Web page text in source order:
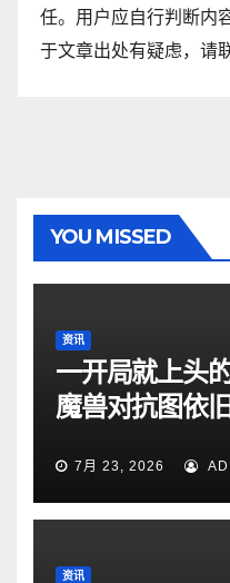
任。用户应自行判断内
于文章出处有疑虑，请
YOU MISSED
资讯
一开局就上头
魔兽对抗图依
7月 23, 2026
资讯